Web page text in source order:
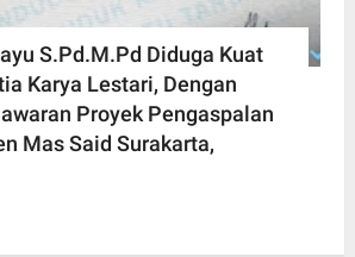
S.Pd.M.Pd Diduga Kuat
Karya Lestari, Dengan
Proyek Pengaspalan
Mas Said Surakarta,